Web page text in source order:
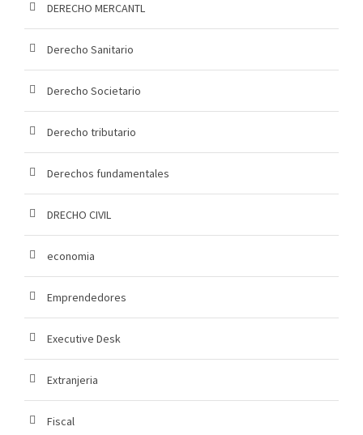
DERECHO MERCANTL
Derecho Sanitario
Derecho Societario
Derecho tributario
Derechos fundamentales
DRECHO CIVIL
economia
Emprendedores
Executive Desk
Extranjeria
Fiscal